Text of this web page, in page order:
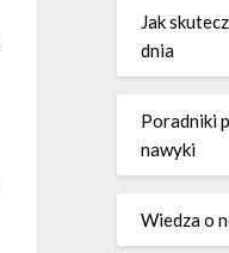
Jak
dnia
Poradniki
nawyki
Wiedza o